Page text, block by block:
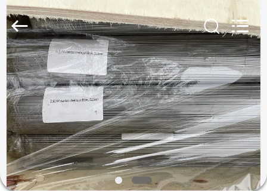
ΣΠΊΤΙ
ΠΡΟΪΌΝΤΑ
ΒΊΝΤΕΟ
ΠΕΡΊΠΟΥ
Special
Steel
Co.,
Ltd.
Rights
Reserved.